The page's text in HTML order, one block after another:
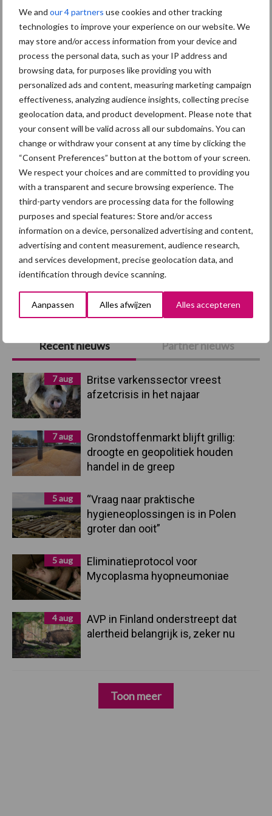
We and our 4 partners use cookies and other tracking
technologies to improve your experience on our website. We
may store and/or access information from your device and
process the personal data, such as your IP address and
browsing data, for purposes like providing you with
personalized ads and content, measuring marketing campaign
effectiveness, analyzing audience insights, collecting precise
geolocation data, and product development. Please note that
your consent will be valid across all our subdomains. You can
change or withdraw your consent at any time by clicking the
“Consent Preferences” button at the bottom of your screen.
We respect your choices and are committed to providing you
with a transparent and secure browsing experience. The
third-party vendors are processing data for the following
purposes and special features: Store and/or access
information on a device, personalized advertising and content,
advertising and content measurement, audience research,
and services development, precise geolocation data, and
identification through device scanning.
Aanpassen Alles afwijzen Alles accepteren
Sidebar
Recent nieuws Partner nieuws
7 aug
Britse varkenssector vreest
afzetcrisis in het najaar
7 aug
Grondstoffenmarkt blijft grillig:
droogte en geopolitiek houden
handel in de greep
5 aug
“Vraag naar praktische
hygieneoplossingen is in Polen
groter dan ooit”
5 aug
Eliminatieprotocol voor
Mycoplasma hyopneumoniae
4 aug
AVP in Finland onderstreept dat
alertheid belangrijk is, zeker nu
Toon meer
veehouderijstrategie vast:
op naar een sterke,
winstgevende en
toekomstbestendige sector
Themapagina
Diergezondheid Fokkerij Huisvesting
Afrikaanse
varkenspest
Brachyspira